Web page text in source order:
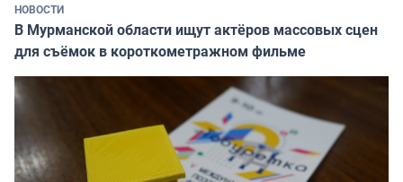
НОВОСТИ
В Мурманской области ищут актёров массовых сцен
для съёмок в короткометражном фильме